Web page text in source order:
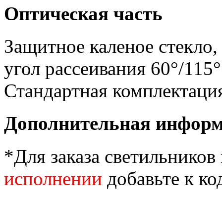
Оптическая часть
Защитное каленое
угол рассеивания 60°/
Стандартная
Дополнительная
*Для заказа
исполнении добавьте к